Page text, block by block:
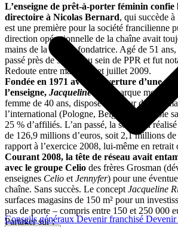
Conseils générauxDevenir franchisé Devenir
L’enseigne de prêt-à-porter féminin confie
directoire à Nicolas Bernard, qui succède
est une première pour la société francilienne
direction opérationnelle de la chaîne avait
mains de la famille fondatrice. Agé de 51
passé près de 30 ans au sein de PPR et fut
Redoute entre mai 2008 et juillet 2009.
Fondée en 1971 avec l’ouverture d’une
l’enseigne, Jacqueline Riu
, marque moyen
femme de 40 ans, dispose à ce jour de 250
l’international (Pologne, Belgique et Arabie
25 % d’affiliés. L’an passé, la société a
de 126,9 millions d’euros, soit 2,1 millions de
rapport à l’exercice 2008, lui-même en retrait
Courant 2008, la tête de réseau avait
avec le groupe Celio des frères Grosman
enseignes Celio et Jennyfer) pour une
chaîne. Sans succès. Le concept Jacqueline
surfaces magasins de 150 m² pour un
pas de porte – compris entre 150 et 250 000
Partager sur :